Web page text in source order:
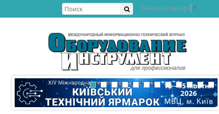
Select Language ▼